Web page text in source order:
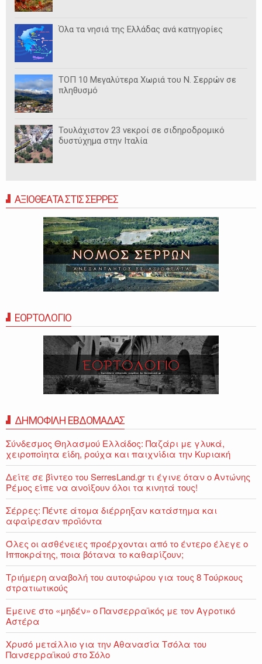
Όλα τα νησιά της Ελλάδας ανά κατηγορίες
ΤΟΠ 10 Μεγαλύτερα Χωριά του Ν. Σερρών σε
πληθυσμό
Τουλάχιστον 23 νεκροί σε σιδηροδρομικό
δυστύχημα στην Ιταλία
ΑΞΙΟΘΕΑΤΑ ΣΤΙΣ ΣΕΡΡΕΣ
ΕΟΡΤΟΛΟΓΙΟ
ΔΗΜΟΦΙΛΗ ΕΒΔΟΜΑΔΑΣ
Σύνδεσμος Θηλασμού Ελλάδος: Παζάρι με γλυκά,
χειροποίητα είδη, ρούχα και παιχνίδια την Κυριακή
Δείτε σε βίντεο του SerresLand.gr τι έγινε όταν ο Αντώνης
Ρέμος είπε να ανοίξουν όλοι τα κινητά τους!
Σέρρες: Πέντε άτομα διέρρηξαν κατάστημα και
αφαίρεσαν προϊόντα
Όλες οι ασθένειες προέρχονται από το έντερο έλεγε ο
Ιπποκράτης, ποια βότανα το καθαρίζουν;
Τριήμερη αναβολή του αυτοφώρου για τους 8 Τούρκους
στρατιωτικούς
Εμεινε στο «μηδέν» o Πανσερραϊκός με τον Αγροτικό
Αστέρα
Χρυσό μετάλλιο για την Αθανασία Τσόλα του
Πανσερραϊκού στο Σόλο